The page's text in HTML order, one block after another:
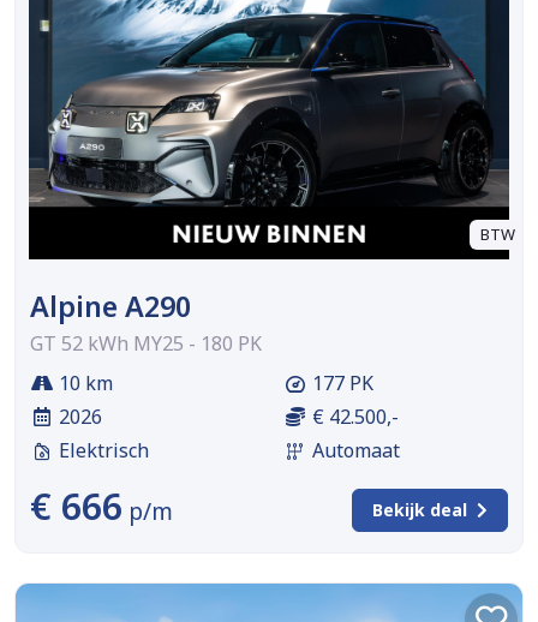
BTW
Alpine A290
GT 52 kWh MY25 - 180 PK
10 km
2026
Elektrisch
177 PK
€ 42.500,-
Automaat
€ 666 p/m Bekijk deal